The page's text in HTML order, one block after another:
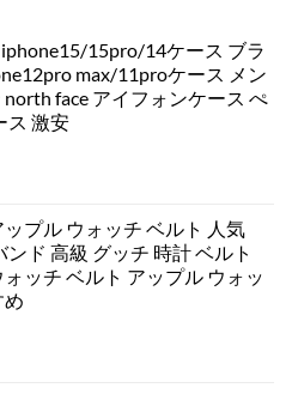
15pro/14ケース ブラ
max/11proケース メン
north face アイフォンケース ぺ
ス 激安
プル ウォッチ ベルト 人気
ンド 高級 グッチ 時計 ベルト
ッチ ベルト アップル ウォッ
め